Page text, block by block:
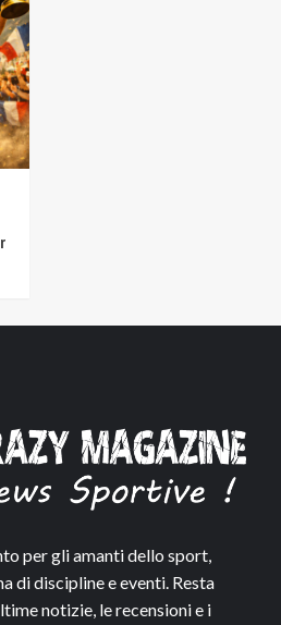
per gli amanti dello sport,
di discipline e eventi. Resta
notizie, le recensioni e i